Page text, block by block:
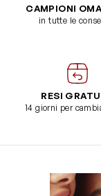
CAMPIONI
in tutte le
RESI
14 giorni per